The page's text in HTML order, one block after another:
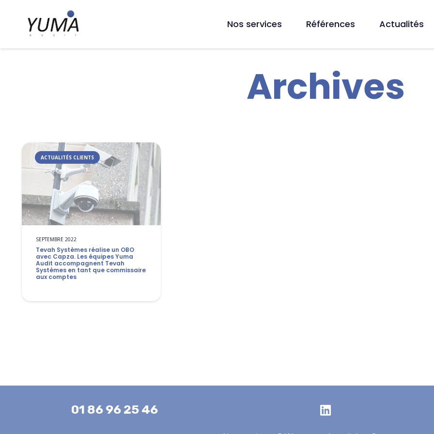
Nos services Références Actualités
Archives
ACTUALITÉS CLIENTS
SEPTEMBRE 2022
Tevah Systèmes réalise un OBO
avec Capza. Les équipes Yuma
Audit accompagnent Tevah
Systèmes en tant que commissaire
aux comptes
01 86 96 25 46